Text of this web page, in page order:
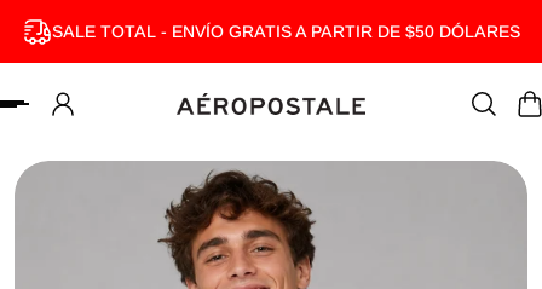
AL CONTENIDO
SALE TOTAL - ENVÍO GRATIS A PARTIR DE $50 DÓLARES